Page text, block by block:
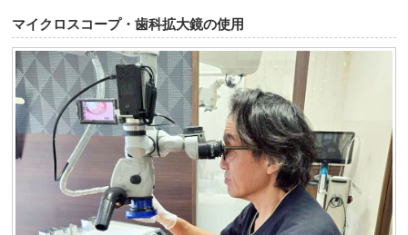
マイクロスコープ・歯科拡大鏡の使用